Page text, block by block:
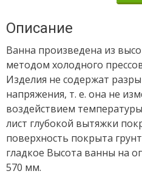
Описание
Ванна произведена из
методом холодного
Изделия не содержат
напряжения, т. е. она не
воздействием
лист глубокой вытяжки
поверхность покрыта
гладкое Высота ванны на
570 мм.